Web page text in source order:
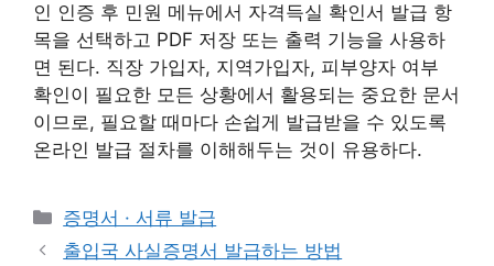
인 인증 후 민원 메뉴에서 자격득실 확인서 발급 항
목을 선택하고 PDF 저장 또는 출력 기능을 사용하
면 된다. 직장 가입자, 지역가입자, 피부양자 여부
확인이 필요한 모든 상황에서 활용되는 중요한 문서
이므로, 필요할 때마다 손쉽게 발급받을 수 있도록
온라인 발급 절차를 이해해두는 것이 유용하다.
카
테
증명서 · 서류 발급
출입국 사실증명서 발급하는 방법